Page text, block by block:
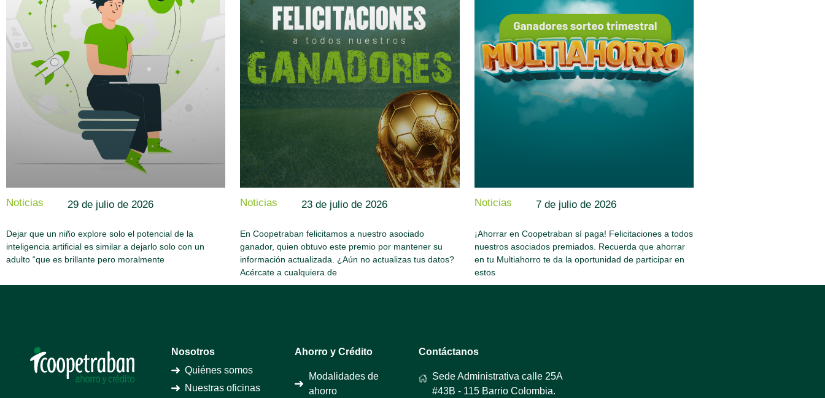
Noticias
Dejar que un niño explore solo el potencial de la
inteligencia artificial es similar a dejarlo solo con un
adulto “que es brillante pero moralmente
29 de julio de 2026 Noticias
En Coopetraban felicitamos a nuestro asociado
ganador, quien obtuvo este premio por mantener su
información actualizada. ¿Aún no actualizas tus datos?
Acércate a cualquiera de
23 de julio de 2026 Noticias
¡Ahorrar en Coopetraban sí paga! Felicitaciones a todos
nuestros asociados premiados. Recuerda que ahorrar
en tu Multiahorro te da la oportunidad de participar en
estos
7 de julio de 2026
Nosotros
Quiénes somos
Nuestras oficinas
Ahorro y Crédito
Modalidades de
ahorro
Contáctanos
Sede Administrativa calle 25A
#43B - 115 Barrio Colombia.